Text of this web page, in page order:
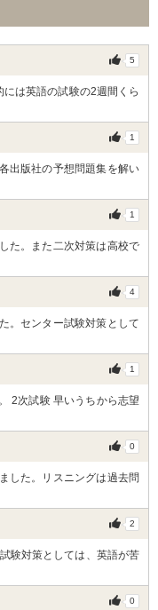
5
は英語の試験の2週間くら
1
出版社の予想問題集を解い
1
た。また二次対策は高校で
4
。センター試験対策として
1
2次試験 早いうちから志望
0
した。リスニングは過去問
2
験対策としては、英語が苦
0